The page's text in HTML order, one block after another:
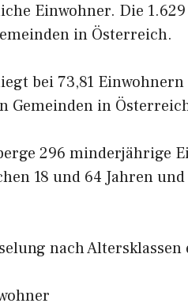
Einwohner. Die
in Österreich.
bei 73,81 Einwohnern
Gemeinden in
296 minderjährige
18 und 64 Jahren
nach